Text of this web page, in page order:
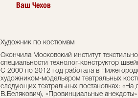
Ваш Чехов
Художник по костюмам
Окончила Московский институт
специальности технолог-конструктор
С 2000 по 2012 год работала в
художником-модельером театральных
следующих театральных постановках: «На
В.Белякович), «Провинциальные